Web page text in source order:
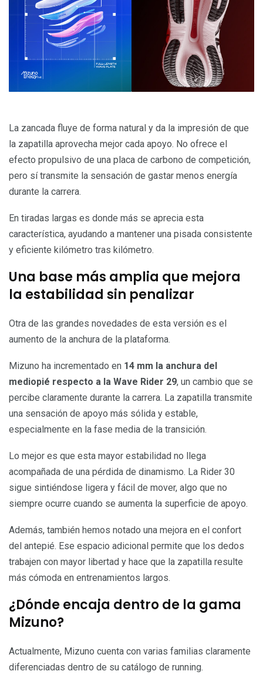
La zancada fluye de forma natural y da la impresión de que
la zapatilla aprovecha mejor cada apoyo. No ofrece el
efecto propulsivo de una placa de carbono de competición,
pero sí transmite la sensación de gastar menos energía
durante la carrera.
En tiradas largas es donde más se aprecia esta
característica, ayudando a mantener una pisada consistente
y eficiente kilómetro tras kilómetro.
Una base más amplia que mejora
la estabilidad sin penalizar
Otra de las grandes novedades de esta versión es el
aumento de la anchura de la plataforma.
Mizuno ha incrementado en 14 mm la anchura del
mediopié respecto a la Wave Rider 29, un cambio que se
percibe claramente durante la carrera. La zapatilla transmite
una sensación de apoyo más sólida y estable,
especialmente en la fase media de la transición.
Lo mejor es que esta mayor estabilidad no llega
acompañada de una pérdida de dinamismo. La Rider 30
sigue sintiéndose ligera y fácil de mover, algo que no
siempre ocurre cuando se aumenta la superficie de apoyo.
Además, también hemos notado una mejora en el confort
del antepié. Ese espacio adicional permite que los dedos
trabajen con mayor libertad y hace que la zapatilla resulte
más cómoda en entrenamientos largos.
¿Dónde encaja dentro de la gama
Mizuno?
Actualmente, Mizuno cuenta con varias familias claramente
diferenciadas dentro de su catálogo de running.